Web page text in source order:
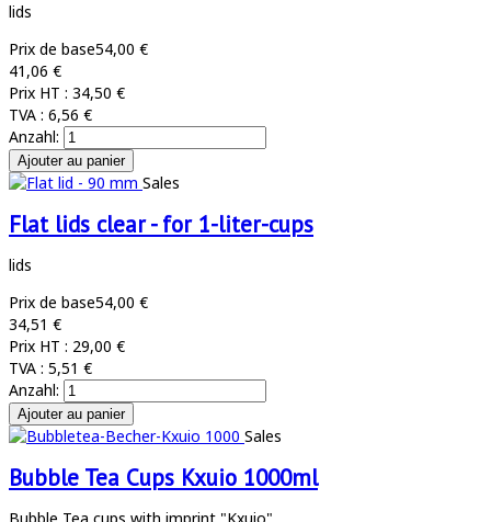
lids
Prix de base54,00 €
41,06 €
Prix HT : 34,50 €
TVA : 6,56 €
Anzahl:
Sales
Flat lids clear - for 1-liter-cups
lids
Prix de base54,00 €
34,51 €
Prix HT : 29,00 €
TVA : 5,51 €
Anzahl:
Sales
Bubble Tea Cups Kxuio 1000ml